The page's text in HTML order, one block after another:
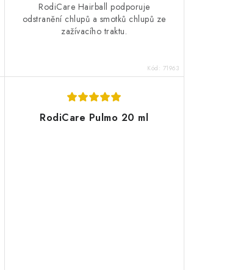
RodiCare Hairball podporuje
odstranění chlupů a smotků chlupů ze
zažívacího traktu.
Kód: 71963
RodiCare Pulmo 20 ml